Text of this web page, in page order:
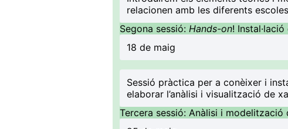
relacionen amb les diferents
Segona sessió: Hands-on! Instal·lació
18 de maig
Sessió pràctica per a conèixer i
elaborar l’anàlisi i visualització de
Tercera sessió: Anàlisi i modelització